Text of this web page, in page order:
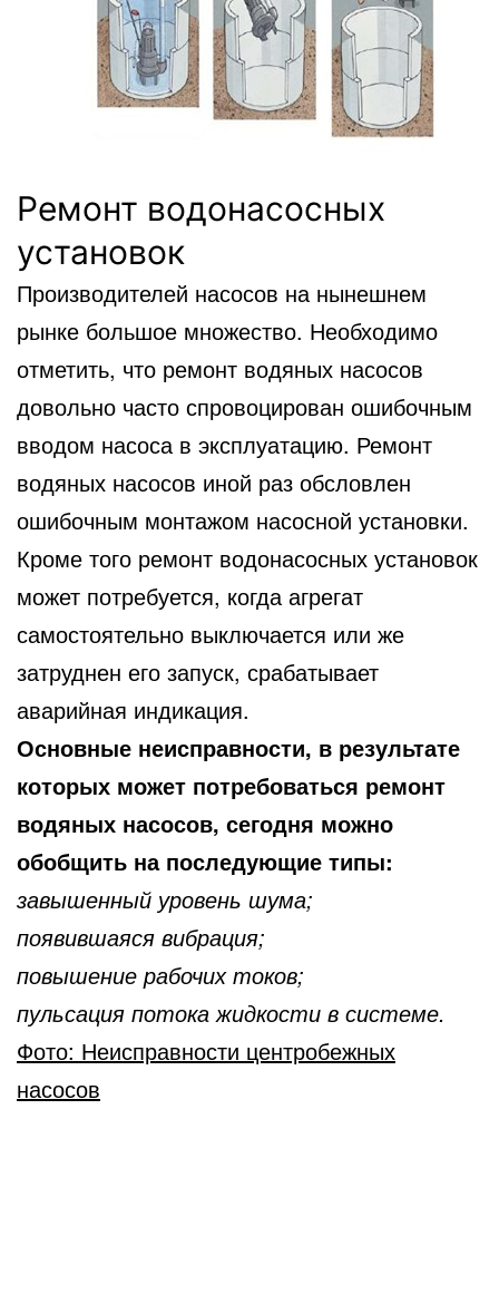
Ремонт водонасосных
установок
Производителей насосов на нынешнем
рынке большое множество. Необходимо
отметить, что ремонт водяных насосов
довольно часто спровоцирован ошибочным
вводом насоса в эксплуатацию. Ремонт
водяных насосов иной раз обсловлен
ошибочным монтажом насосной установки.
Кроме того ремонт водонасосных установок
может потребуется, когда агрегат
самостоятельно выключается или же
затруднен его запуск, срабатывает
аварийная индикация.
Основные неисправности, в результате
которых может потребоваться ремонт
водяных насосов, сегодня можно
обобщить на последующие типы:
завышенный уровень шума;
появившаяся вибрация;
повышение рабочих токов;
пульсация потока жидкости в системе.
Фото: Неисправности центробежных
насосов